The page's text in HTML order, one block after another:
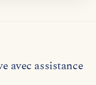
avec assistance